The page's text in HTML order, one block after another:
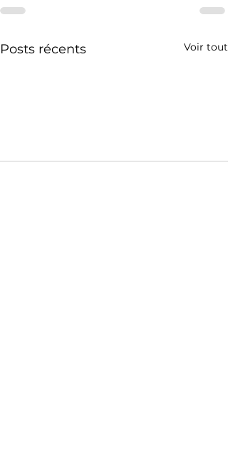
Posts récents Voir tout